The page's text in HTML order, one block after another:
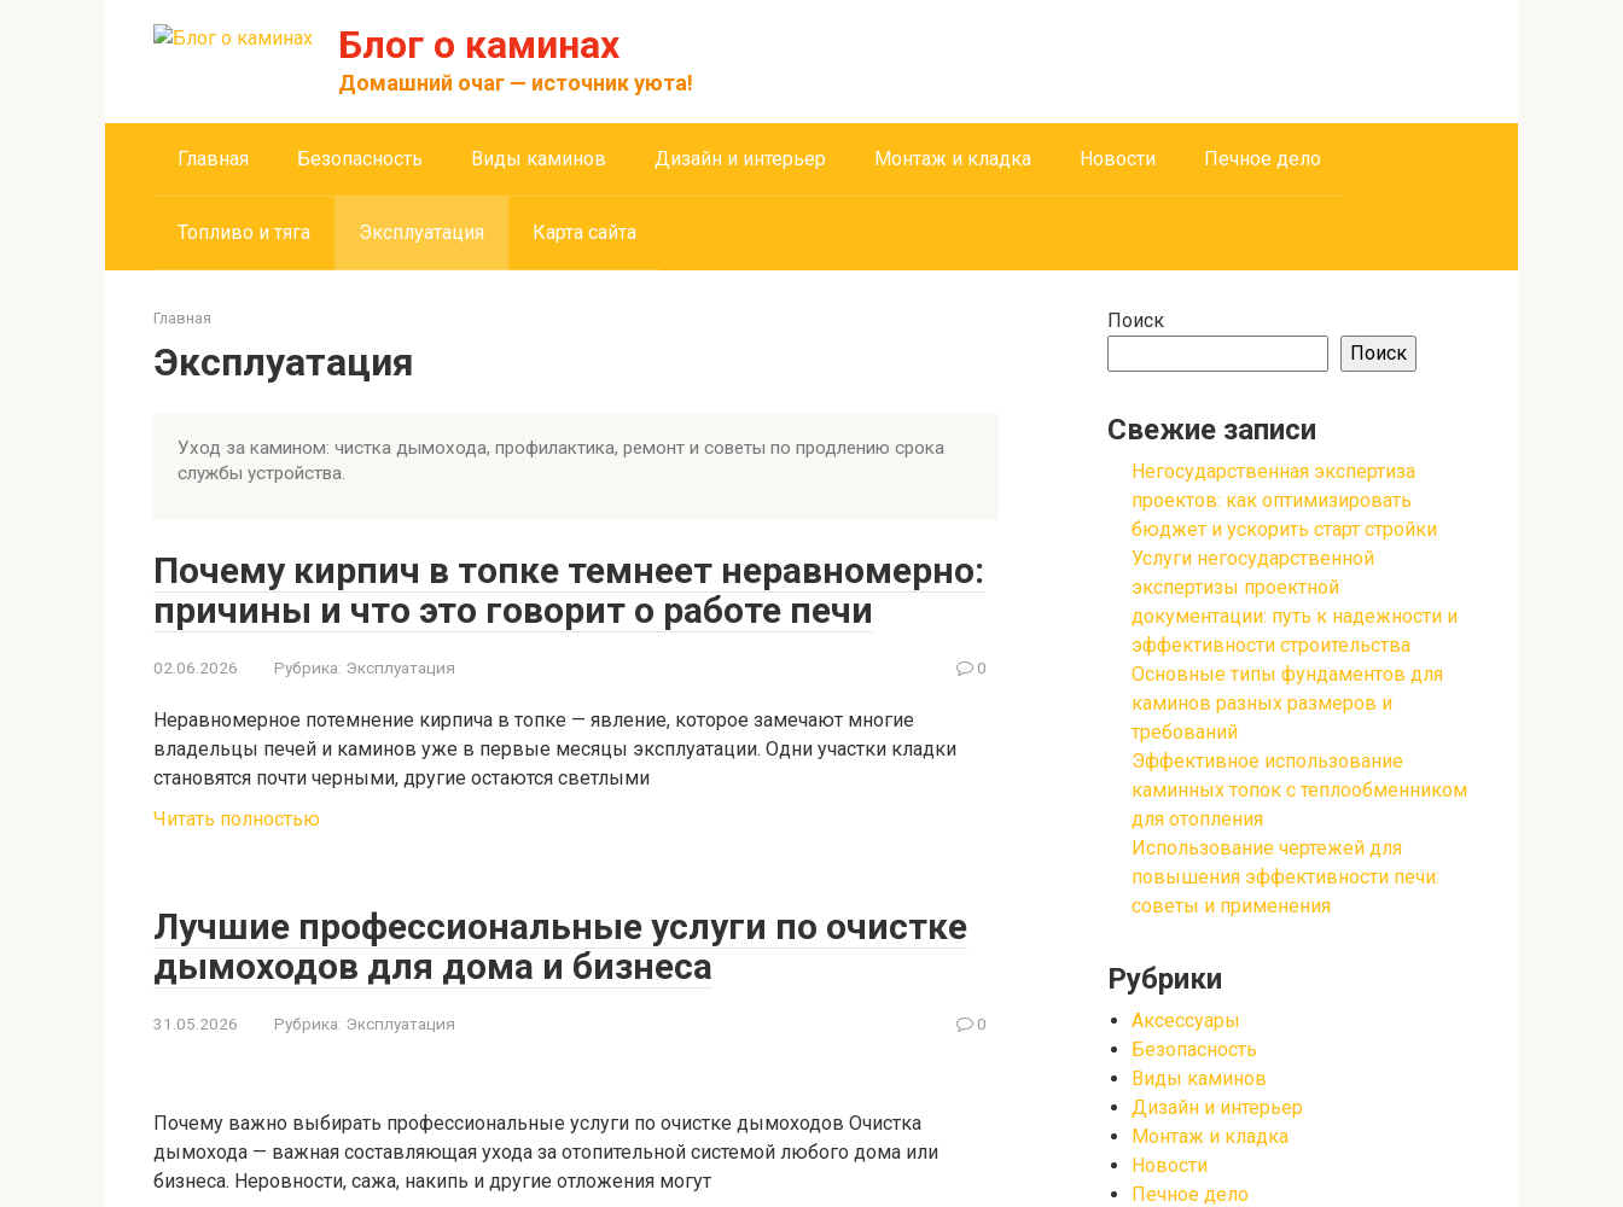
Блог о каминах
Домашний очаг — источник уюта!
Главная Безопасность Виды каминов Дизайн и интерьер Монтаж и кладка Новости Печное дело
Топливо и тяга Эксплуатация Карта сайта
Главная
Эксплуатация
Уход за камином: чистка дымохода, профилактика, ремонт и советы по продлению срока
службы устройства.
Почему кирпич в топке темнеет неравномерно:
причины и что это говорит о работе печи
02.06.2026 Рубрика: Эксплуатация 0
Неравномерное потемнение кирпича в топке — явление, которое замечают многие
владельцы печей и каминов уже в первые месяцы эксплуатации. Одни участки кладки
становятся почти черными, другие остаются светлыми
Читать полностью
Лучшие профессиональные услуги по очистке
дымоходов для дома и бизнеса
31.05.2026 Рубрика: Эксплуатация 0
Почему важно выбирать профессиональные услуги по очистке дымоходов Очистка
дымохода — важная составляющая ухода за отопительной системой любого дома или
бизнеса. Неровности, сажа, накипь и другие отложения могут
Поиск
Поиск
Свежие записи
Негосударственная экспертиза
проектов: как оптимизировать
бюджет и ускорить старт стройки
Услуги негосударственной
экспертизы проектной
документации: путь к надежности и
эффективности строительства
Основные типы фундаментов для
каминов разных размеров и
требований
Эффективное использование
каминных топок с теплообменником
для отопления
Использование чертежей для
повышения эффективности печи:
советы и применения
Рубрики
Аксессуары
Безопасность
Виды каминов
Дизайн и интерьер
Монтаж и кладка
Новости
Печное дело